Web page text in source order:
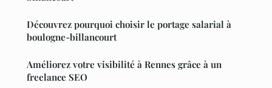
Découvrez pourquoi choisir le portage salarial à
boulogne-billancourt
Améliorez votre visibilité à Rennes grâce à un
freelance SEO